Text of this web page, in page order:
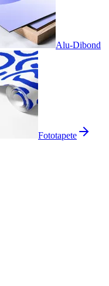
Alu-Dibond
Fototapete